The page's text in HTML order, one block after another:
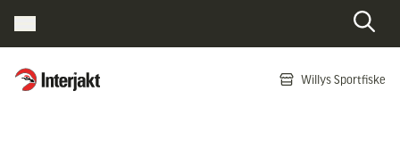
Interjakt SE Willys Sportfiske